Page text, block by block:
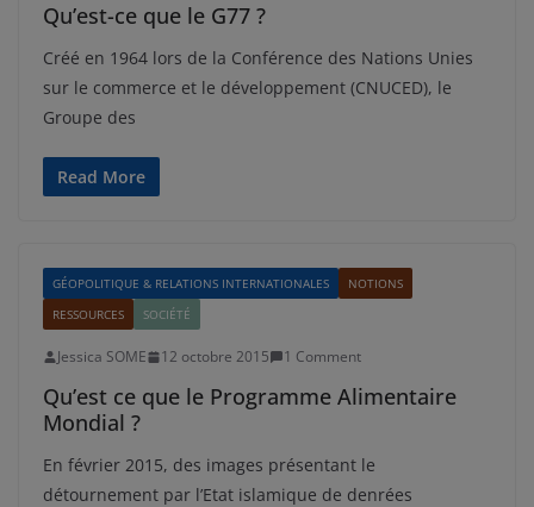
Qu’est-ce que le G77 ?
Créé en 1964 lors de la Conférence des Nations Unies
sur le commerce et le développement (CNUCED), le
Groupe des
Read More
GÉOPOLITIQUE & RELATIONS INTERNATIONALES
NOTIONS
RESSOURCES
SOCIÉTÉ
Jessica SOME 12 octobre 2015 1 Comment
Qu’est ce que le Programme Alimentaire
Mondial ?
En février 2015, des images présentant le
détournement par l’Etat islamique de denrées